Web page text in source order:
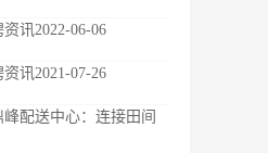
讯2022-06-06
讯2021-07-26
峰配送中心：连接田间